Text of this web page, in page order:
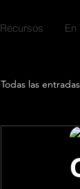
Recursos En
Todas las entradas
Premium